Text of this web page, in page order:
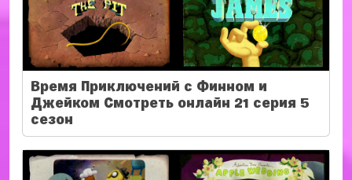
Время Приключений с Финном и
Джейком Смотреть онлайн 21 серия 5
сезон